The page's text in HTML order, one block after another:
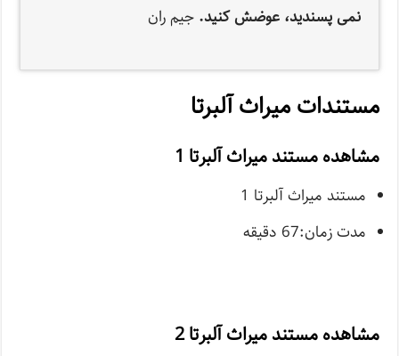
نمی پسندید، عوضش کنید.جیم ران
مستندات میراث آلبرتا
مشاهده مستند میراث آلبرتا 1
مستند میراث آلبرتا 1
مدت زمان:67 دقیقه
مشاهده مستند میراث آلبرتا 2